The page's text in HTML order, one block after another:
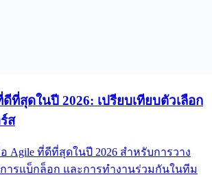
ดีที่สุดในปี 2026: เปรียบเทียบตัวเลือก
ส
Agile ที่ดีที่สุดในปี 2026 สำหรับการวาง
ารแบ็กล็อก และการทำงานร่วมกันในทีม